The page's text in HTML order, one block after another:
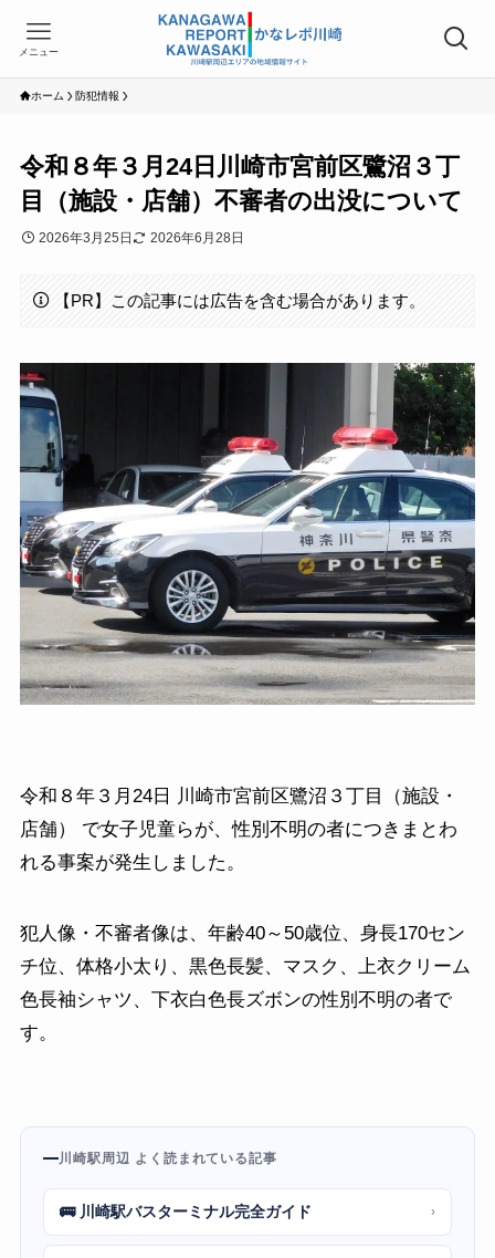
メニュー
ホーム 防犯情報
令和８年３月24日川崎市宮前区鷺沼３丁
目（施設・店舗）不審者の出没について
2026年3月25日 2026年6月28日
【PR】この記事には広告を含む場合があります。
令和８年３月24日 川崎市宮前区鷺沼３丁目（施設・
店舗） で女子児童らが、性別不明の者につきまとわ
れる事案が発生しました。
犯人像・不審者像は、年齢40～50歳位、身長170セン
チ位、体格小太り、黒色長髪、マスク、上衣クリーム
色長袖シャツ、下衣白色長ズボンの性別不明の者で
す。
川崎駅周辺 よく読まれている記事
🚌 川崎駅バスターミナル完全ガイド ›